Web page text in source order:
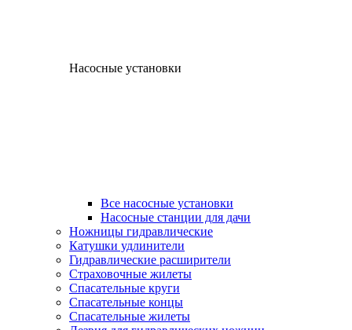
Насосные установки
Все насосные установки
Насосные станции для дачи
Ножницы гидравлические
Катушки удлинители
Гидравлические расширители
Страховочные жилеты
Спасательные круги
Спасательные концы
Спасательные жилеты